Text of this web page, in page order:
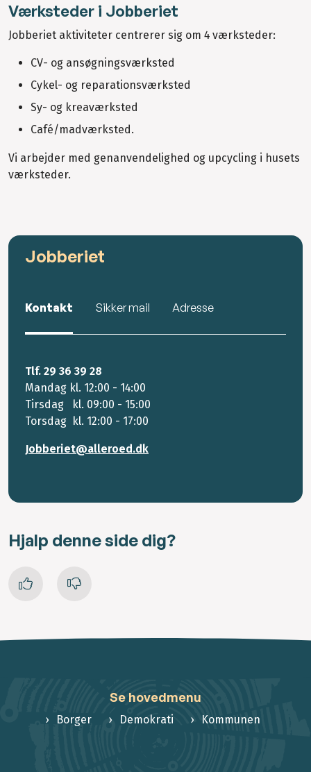
Værksteder i Jobberiet
Jobberiet aktiviteter centrerer sig om 4 værksteder:
CV- og ansøgningsværksted
Cykel- og reparationsværksted
Sy- og kreaværksted
Café/madværksted.
Vi arbejder med genanvendelighed og upcycling i husets
værksteder.
Jobberiet
Kontakt Sikker mail Adresse
Tlf. 29 36 39 28
Mandag kl. 12:00 - 14:00
Tirsdag kl. 09:00 - 15:00
Torsdag kl. 12:00 - 17:00
Jobberiet@alleroed.dk
Hjalp denne side dig?
Se hovedmenu
Borger Demokrati Kommunen